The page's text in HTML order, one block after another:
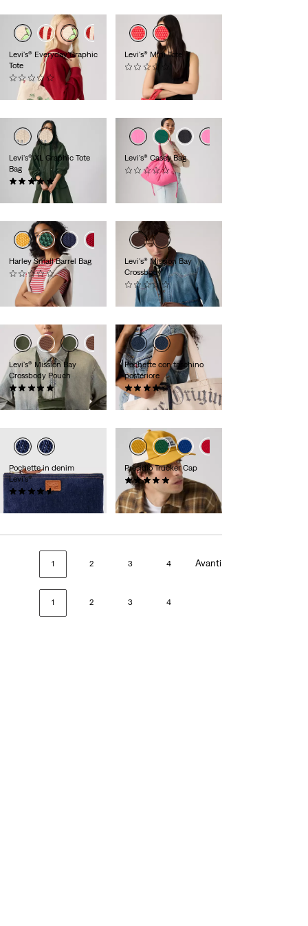
Levi's® Everyday Graphic
Tote
(0)
CHF 34.90
Levi's® Mini Tote
(0)
CHF 34.90
Levi's® XL Graphic Tote
Bag
(0)
CHF 69.90
Levi's® Casey Bag
(0)
CHF 59.90
Harley Small Barrel Bag
(0)
CHF 49.90
Levi's® Mission Bay
Crossbody
(0)
CHF 49.90
Levi's® Mission Bay
Crossbody Pouch
(0)
CHF 29.90
Pochette con taschino
posteriore
(0)
CHF 19.95
Pochette in denim
Levi's®
(0)
Presidio Trucker Cap
(0)
CHF 29.90
1 2 3 4 Avanti
1 2 3 4